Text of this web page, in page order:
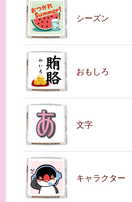
シーズン
おもしろ
文字
キャラクター